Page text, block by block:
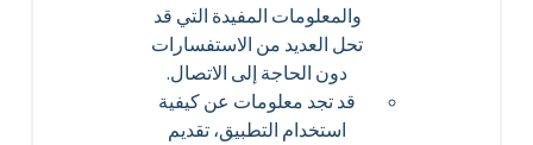
والمعلومات المفيدة التي قد
تحل العديد من الاستفسارات
دون الحاجة إلى الاتصال.
قد تجد معلومات عن كيفية
استخدام التطبيق، تقديم